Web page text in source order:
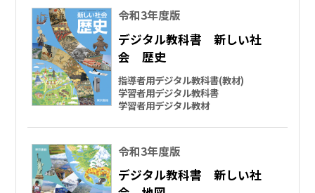
令和3年度版
デジタル教科書 新しい社
会 歴史
指導者用デジタル教科書(教材)
学習者用デジタル教科書
学習者用デジタル教材
令和3年度版
デジタル教科書 新しい社